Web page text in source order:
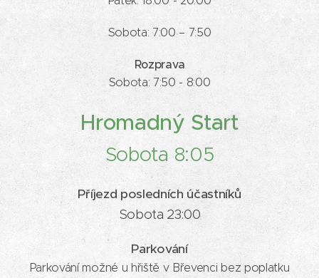
Sobota: 7:00 – 7:50
Rozprava
Sobota: 7:50 - 8:00
Hromadný Start
Sobota 8:05
Příjezd posledních účastníků
Sobota 23:00
Parkování
Parkování možné u hřiště v Břevenci bez poplatku